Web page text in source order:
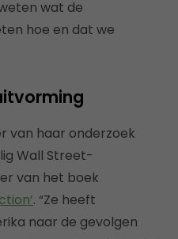
wat de
hoe en dat we
van haar onderzoek
Wall Street-
van het boek
. “Ze heeft
naar de gevolgen